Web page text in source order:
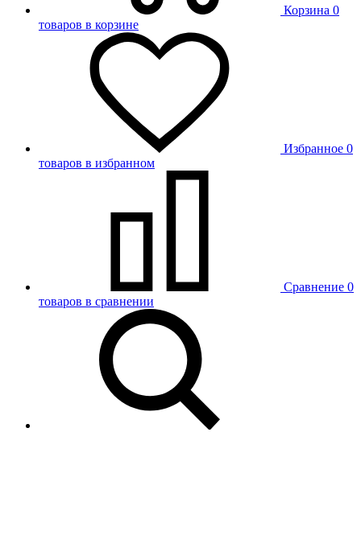
Корзина 0
товаров в корзине
Избранное 0
товаров в избранном
Сравнение 0
товаров в сравнении